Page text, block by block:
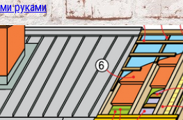
руками